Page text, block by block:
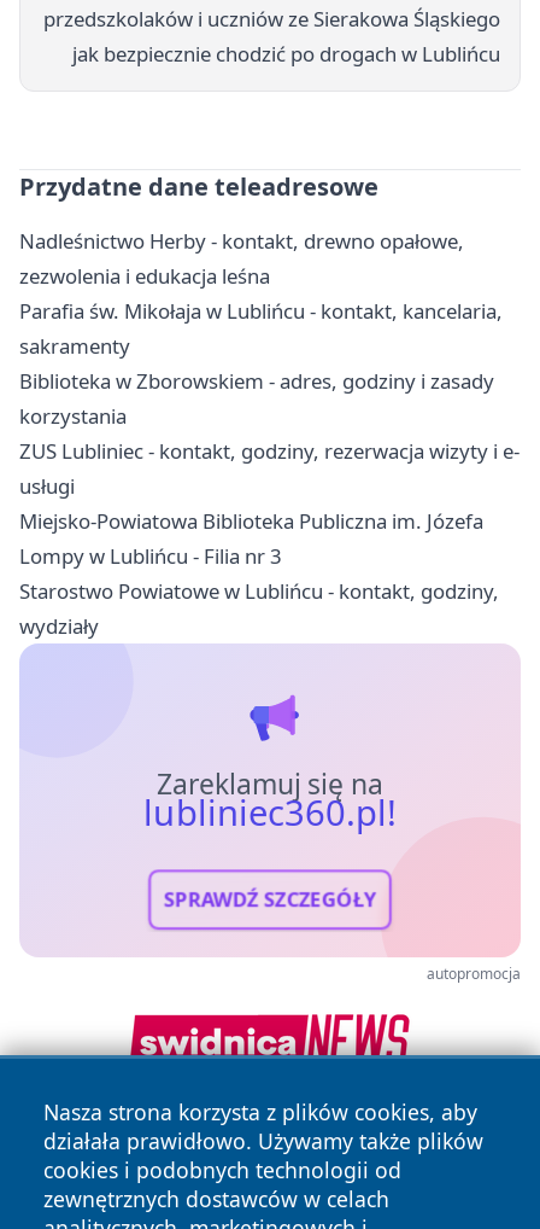
przedszkolaków i uczniów ze Sierakowa Śląskiego
jak bezpiecznie chodzić po drogach w Lublińcu
Przydatne dane teleadresowe
Nadleśnictwo Herby - kontakt, drewno opałowe,
zezwolenia i edukacja leśna
Parafia św. Mikołaja w Lublińcu - kontakt, kancelaria,
sakramenty
Biblioteka w Zborowskiem - adres, godziny i zasady
korzystania
ZUS Lubliniec - kontakt, godziny, rezerwacja wizyty i e-
usługi
Miejsko-Powiatowa Biblioteka Publiczna im. Józefa
Lompy w Lublińcu - Filia nr 3
Starostwo Powiatowe w Lublińcu - kontakt, godziny,
wydziały
Zareklamuj się na
lubliniec360.pl!
SPRAWDŹ SZCZEGÓŁY
autopromocja
Nasza strona korzysta z plików cookies, aby
działała prawidłowo. Używamy także plików
cookies i podobnych technologii od
zewnętrznych dostawców w celach